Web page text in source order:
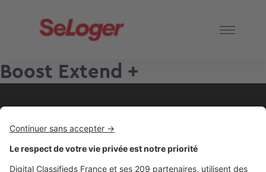
Boost Extend +
2 rue des Italiens 75009 Paris
01 53 38 80 00